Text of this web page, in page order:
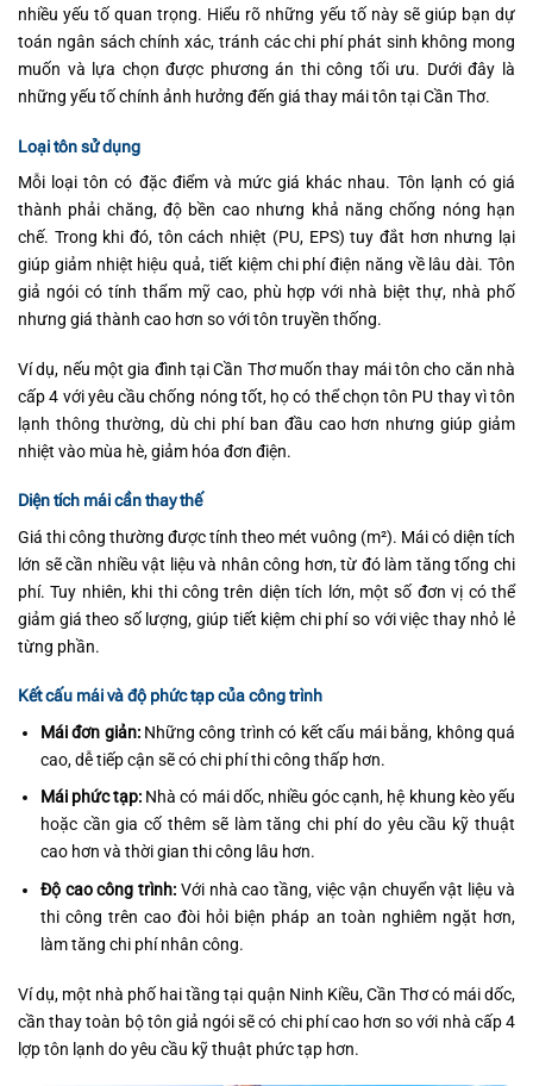
nhiều yếu tố quan trọng. Hiểu rõ những yếu tố này sẽ giúp bạn dự
toán ngân sách chính xác, tránh các chi phí phát sinh không mong
muốn và lựa chọn được phương án thi công tối ưu. Dưới đây là
những yếu tố chính ảnh hưởng đến giá thay mái tôn tại Cần Thơ.
Loại tôn sử dụng
Mỗi loại tôn có đặc điểm và mức giá khác nhau. Tôn lạnh có giá
thành phải chăng, độ bền cao nhưng khả năng chống nóng hạn
chế. Trong khi đó, tôn cách nhiệt (PU, EPS) tuy đắt hơn nhưng lại
giúp giảm nhiệt hiệu quả, tiết kiệm chi phí điện năng về lâu dài. Tôn
giả ngói có tính thẩm mỹ cao, phù hợp với nhà biệt thự, nhà phố
nhưng giá thành cao hơn so với tôn truyền thống.
Ví dụ, nếu một gia đình tại Cần Thơ muốn thay mái tôn cho căn nhà
cấp 4 với yêu cầu chống nóng tốt, họ có thể chọn tôn PU thay vì tôn
lạnh thông thường, dù chi phí ban đầu cao hơn nhưng giúp giảm
nhiệt vào mùa hè, giảm hóa đơn điện.
Diện tích mái cần thay thế
Giá thi công thường được tính theo mét vuông (m²). Mái có diện tích
lớn sẽ cần nhiều vật liệu và nhân công hơn, từ đó làm tăng tổng chi
phí. Tuy nhiên, khi thi công trên diện tích lớn, một số đơn vị có thể
giảm giá theo số lượng, giúp tiết kiệm chi phí so với việc thay nhỏ lẻ
từng phần.
Kết cấu mái và độ phức tạp của công trình
Mái đơn giản:Những công trình có kết cấu mái bằng, không quá
cao, dễ tiếp cận sẽ có chi phí thi công thấp hơn.
Mái phức tạp: Nhà có mái dốc, nhiều góc cạnh, hệ khung kèo yếu
hoặc cần gia cố thêm sẽ làm tăng chi phí do yêu cầu kỹ thuật
cao hơn và thời gian thi công lâu hơn.
Độ cao công trình: Với nhà cao tầng, việc vận chuyển vật liệu và
thi công trên cao đòi hỏi biện pháp an toàn nghiêm ngặt hơn,
làm tăng chi phí nhân công.
Ví dụ, một nhà phố hai tầng tại quận Ninh Kiều, Cần Thơ có mái dốc,
cần thay toàn bộ tôn giả ngói sẽ có chi phí cao hơn so với nhà cấp 4
lợp tôn lạnh do yêu cầu kỹ thuật phức tạp hơn.